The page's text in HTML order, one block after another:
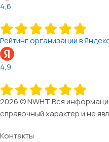
4,6
Рейтинг организации в
4,9
2026 © NWHT Вся
справочный характер и не
Контакты